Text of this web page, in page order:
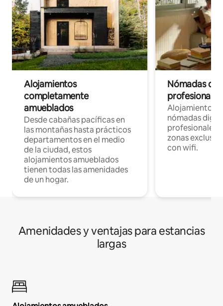
Alojamientos
completamente
amueblados
Desde cabañas pacíficas en
las montañas hasta prácticos
departamentos en el medio
de la ciudad, estos
alojamientos amueblados
tienen todas las amenidades
de un hogar.
Nómadas
Alojamientos
nómadas
profesionales
zonas
con wifi.
Amenidades y ventajas para estancias
largas